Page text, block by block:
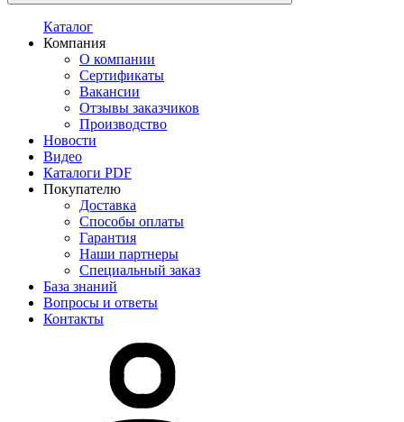
Каталог
Компания
О компании
Сертификаты
Вакансии
Отзывы заказчиков
Производство
Новости
Видео
Каталоги PDF
Покупателю
Доставка
Способы оплаты
Гарантия
Наши партнеры
Специальный заказ
База знаний
Вопросы и ответы
Контакты